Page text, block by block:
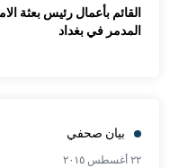
القائم بأعمال رئيس بعثة
المدمر في بغداد
بيان صحفي
٢٢ أغسطس ٢٠١٥